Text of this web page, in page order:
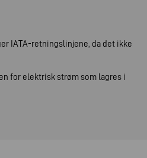
IATA-retningslinjene, da det ikke
for elektrisk strøm som lagres i